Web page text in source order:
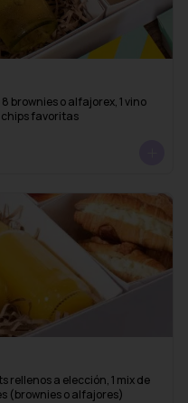
brownies o alfajorex, 1 vino
chips favoritas
rellenos a elección, 1 mix de
(brownies o alfajores)